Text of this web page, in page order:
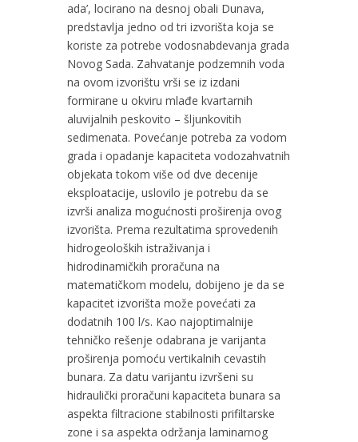
ada’, locirano na desnoj obali Dunava,
predstavlja jedno od tri izvorišta koja se
koriste za potrebe vodosnabdevanja grada
Novog Sada. Zahvatanje podzemnih voda
na ovom izvorištu vrši se iz izdani
formirane u okviru mlađe kvartarnih
aluvijalnih peskovito – šljunkovitih
sedimenata. Povećanje potreba za vodom
grada i opadanje kapaciteta vodozahvatnih
objekata tokom više od dve decenije
eksploatacije, uslovilo je potrebu da se
izvrši analiza mogućnosti proširenja ovog
izvorišta. Prema rezultatima sprovedenih
hidrogeoloških istraživanja i
hidrodinamičkih proračuna na
matematičkom modelu, dobijeno je da se
kapacitet izvorišta može povećati za
dodatnih 100 l/s. Kao najoptimalnije
tehničko rešenje odabrana je varijanta
proširenja pomoću vertikalnih cevastih
bunara. Za datu varijantu izvršeni su
hidraulički proračuni kapaciteta bunara sa
aspekta filtracione stabilnosti prifiltarske
zone i sa aspekta održanja laminarnog